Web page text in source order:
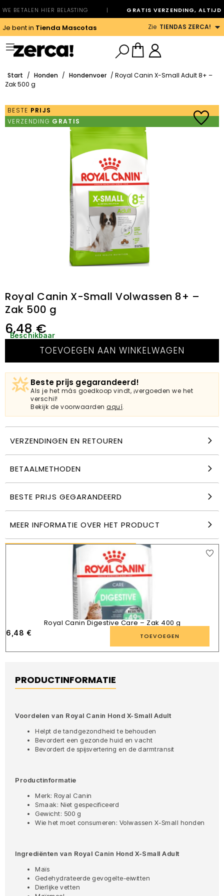
WE BETALEN HIER BELASTING | GRATIS VERZENDING, ALTIJD
Je bent in Tienda Mascotas Zie TIENDAS ZERCA!
Start / Honden / Hondenvoer / Royal Canin X-Small Adult 8+ –
Zak 500 g
BESTE PRIJS
VERZENDING GRATIS
Royal Canin X-Small Volwassen 8+ –
Zak 500 g
6,48€
Beschikbaar
TOEVOEGEN AAN WINKELWAGEN
Beste prijs gegarandeerd!
Als je het más goedkoop vindt, ¡vergoeden we het
verschil!
Bekijk de voorwaarden aquí.
VERZENDINGEN EN RETOUREN
BETAALMETHODEN
BESTE PRIJS GEGARANDEERD
MEER INFORMATIE OVER HET PRODUCT
6,48€
TOEVOEGEN
VERGELIJKBARE PRODUCTEN
Royal Canin Digestive Care – Zak 400 g
6,48 € TOEVOEGEN
PRODUCTINFORMATIE
Voordelen van Royal Canin Hond X-Small Adult
Helpt de tandgezondheid te behouden
Bevordert een gezonde huid en vacht
Bevordert de spijsvertering en de darmtransit
Productinformatie
Merk: Royal Canin
Smaak: Niet gespecificeerd
Gewicht: 500 g
Wie het moet consumeren: Volwassen X-Small honden
Ingrediënten van Royal Canin Hond X-Small Adult
Maïs
Gedehydrateerde gevogelte-eiwitten
Dierlijke vetten